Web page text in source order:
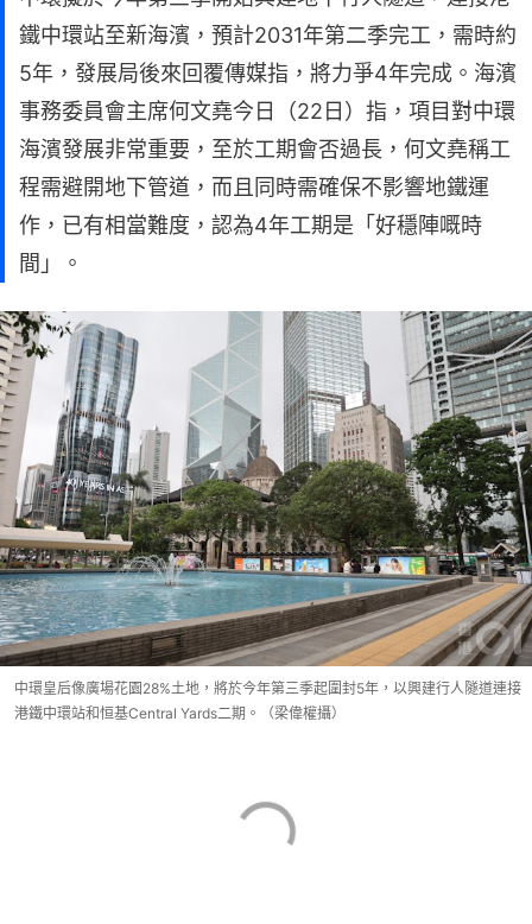
鐵中環站至新海濱，預計2031年第二季完工，需時約
5年，發展局後來回覆傳媒指，將力爭4年完成。海濱
事務委員會主席何文堯今日（22日）指，項目對中環
海濱發展非常重要，至於工期會否過長，何文堯稱工
程需避開地下管道，而且同時需確保不影響地鐵運
作，已有相當難度，認為4年工期是「好穩陣嘅時
間」。
中環皇后像廣場花園28%土地，將於今年第三季起圍封5年，以興建行人隧道連接
港鐵中環站和恒基Central Yards二期。（梁偉權攝）